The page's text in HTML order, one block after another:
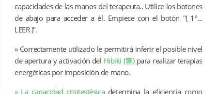
capacidades de las manos del terapeuta.. Utilice los botones
de abajo para acceder a él. Empiece con el botón "( 1º...
LEER )".
» Correctamente utilizado le permitirá inferir el posible nivel
de apertura y activación del Hibiki (響) para realizar terapias
energéticas por imposición de mano.
» La capacidad criptestésica determina la eficiencia como